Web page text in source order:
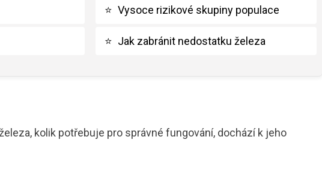
⭐ Vysoce rizikové skupiny populace
⭐ Jak zabránit nedostatku železa
kolik potřebuje pro správné fungování, dochází k jeho